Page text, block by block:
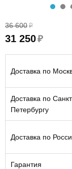
36 600 ₽
31 250₽
Доставка по
Доставка по
Петербургу
Доставка по
Гарантия